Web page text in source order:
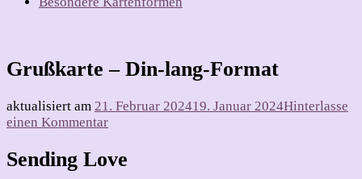
Grußkarte – Din-lang-Format
aktualisiert am 21. Februar 202419. Januar 2024Hinterlasse
einen Kommentarzu
–
Din-
Sending Love